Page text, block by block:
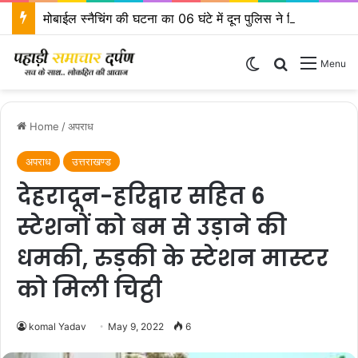
Menu
Search for
Switch skin
Home /अपराध
अपराध उत्तराखण्ड
देहरादून-हरिद्वार सहित 6
स्टेशनों को बम से उड़ाने की
धमकी, रुड़की के स्टेशन मास्टर
को मिली चिट्ठी
komal Yadav May 9, 2022 6